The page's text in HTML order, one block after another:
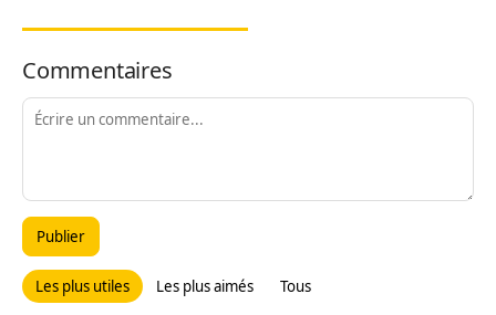
Commentaires
Publier
Les plus utiles Les plus aimés Tous